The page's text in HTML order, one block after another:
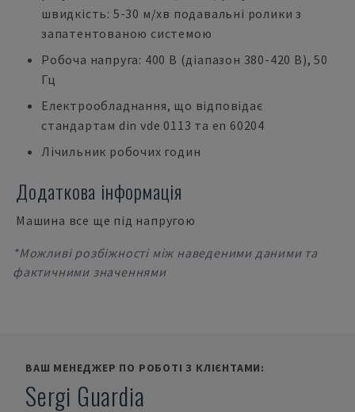
швидкість: 5-30 м/хв подавальні ролики з
запатентованою системою
Робоча напруга: 400 В (діапазон 380-420 В), 50
Гц
Електрообладнання, що відповідає
стандартам din vde 0113 та en 60204
Лічильник робочих годин
Додаткова інформація
Машина все ще під напругою
*Можливі розбіжності між наведеними даними та
фактичними значеннями
ВАШ МЕНЕДЖЕР ПО РОБОТІ З КЛІЄНТАМИ:
Sergi Guardia